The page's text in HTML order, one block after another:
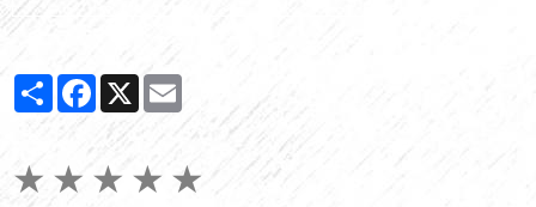
l'origan. Parfait pour un repas sain et gourmand, prêt
PartagerFacebook
X
★ ★ ★ ★ ★